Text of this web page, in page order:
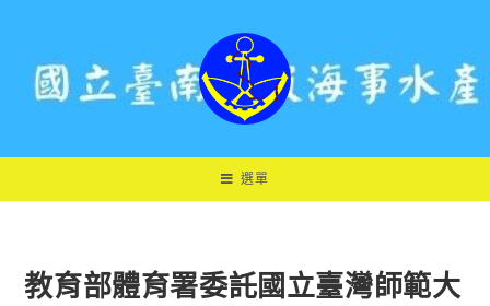
選單
教育部體育署委託國立臺灣師範大